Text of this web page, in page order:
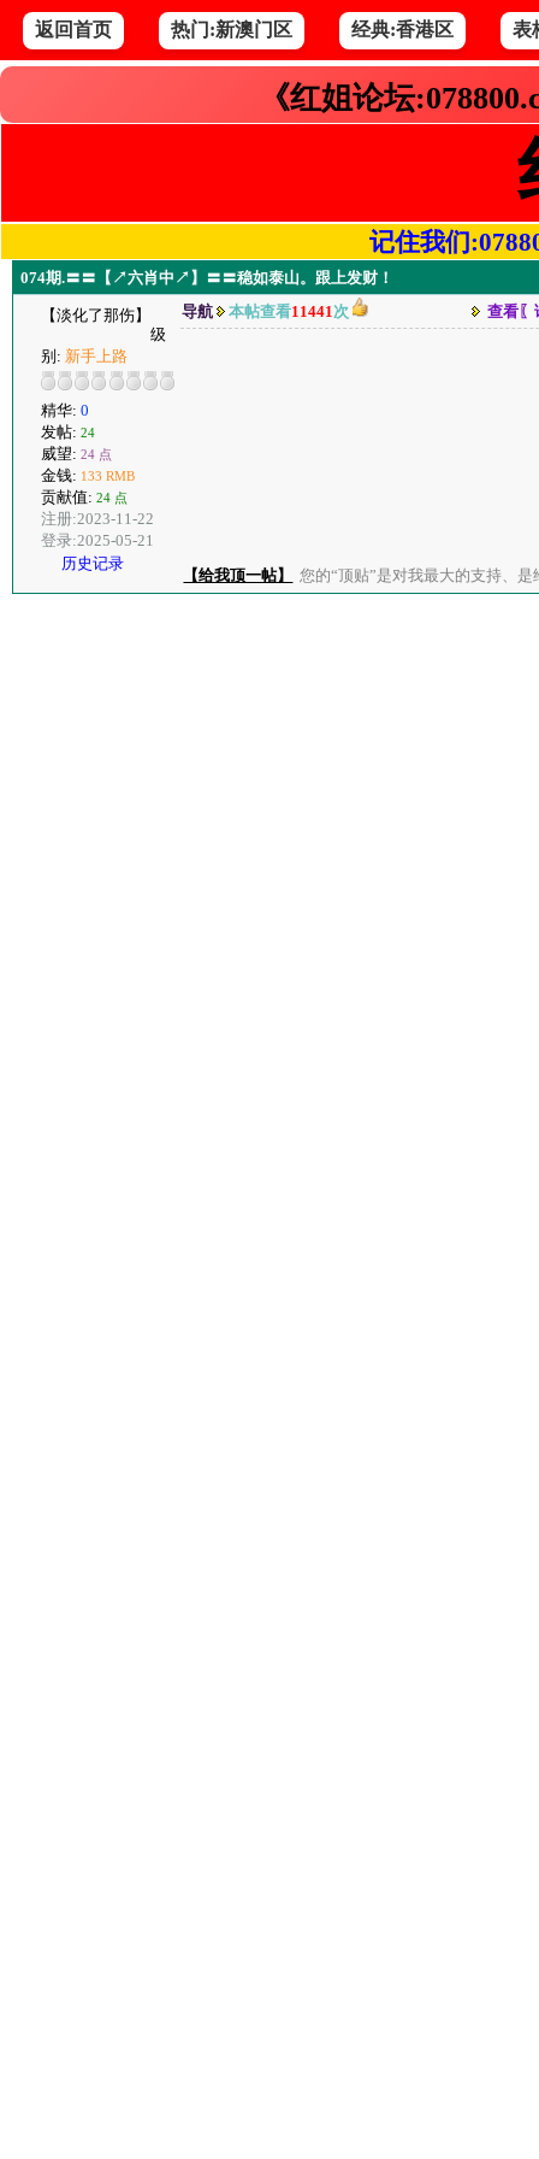
返回首页 热门:新澳门区 经典:香港区 表
《红姐论坛
记住我们
074期.〓〓【↗六肖中↗】〓〓稳如泰山。跟上发财！
【淡化了那伤】
级
别: 新手上路
精华: 0
发帖: 24
威望: 24 点
金钱: 133 RMB
贡献值: 24 点
注册:2023-11-22
登录:2025-05-21
历史记录
导航 本帖查看11441次 查看〖
【给我顶一帖】 您的“顶贴”是对我最大的支持、